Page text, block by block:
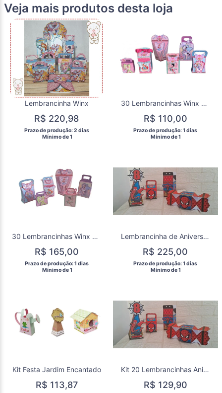
Veja mais produtos desta loja
Lembrancinha Winx
R$ 220,98
Prazo de produção: 2 dias
  Mínimo de 1
30 Lembrancinhas Winx Aniversário Kit Festa Caixinhas Winx caixinhas personalizadas kit festa das Winx caixa milk caixa box winx
R$ 110,00
Prazo de produção: 1 dias
  Mínimo de 1
30 Lembrancinhas Winx Aniversário Kit Festa Caixinhas Winx
R$ 165,00
Prazo de produção: 1 dias
  Mínimo de 1
Lembrancinha de Aniversário Homem Aranha Kit Festa
R$ 225,00
Prazo de produção: 1 dias
  Mínimo de 1
Kit Festa Jardim Encantado
R$ 113,87
Kit 20 Lembrancinhas Aniversário Homem Aranha Festa Infantil Caixinhas
R$ 129,90